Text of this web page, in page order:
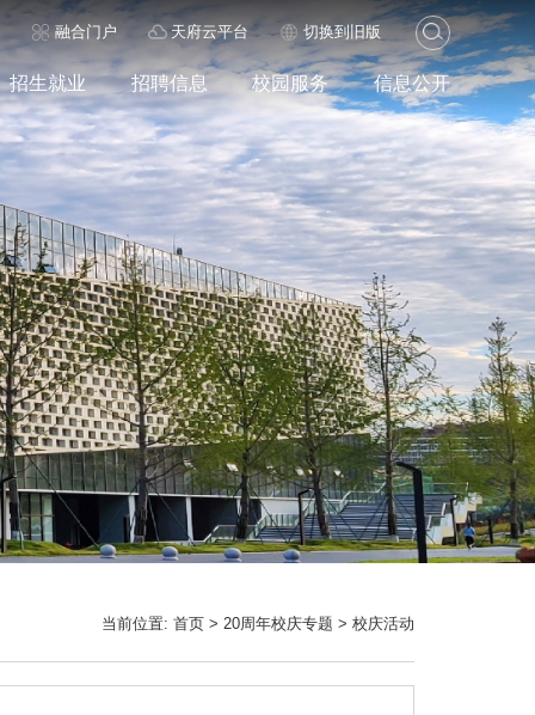
融合门户 天府云平台 切换到旧版
招生就业 招聘信息 校园服务 信息公开
当前位置:首页 >20周年校庆专题 >校庆活动